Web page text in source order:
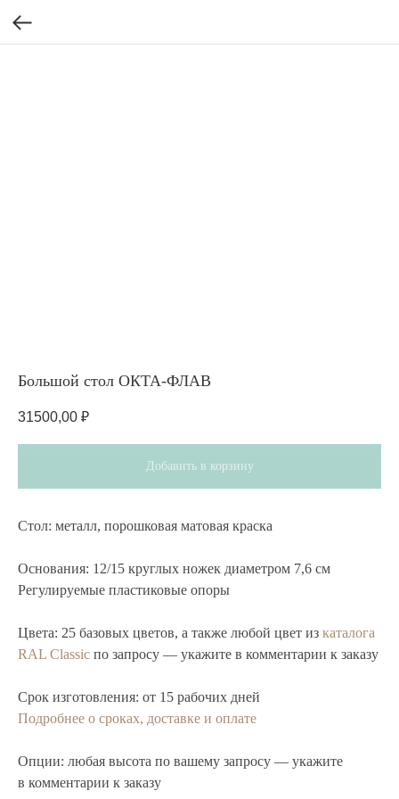
Большой стол ОКТА-ФЛАВ
31500,00 ₽
Добавить в корзину
Стол: металл, порошковая матовая краска
Основания: 12/15 круглых ножек диаметром 7,6 см
Регулируемые пластиковые опоры
Цвета: 25 базовых цветов, а также любой цвет из каталога
RAL Classic по запросу — укажите в комментарии к заказу
Срок изготовления: от 15 рабочих дней
Подробнее о сроках, доставке и оплате
Опции: любая высота по вашему запросу — укажите
в комментарии к заказу